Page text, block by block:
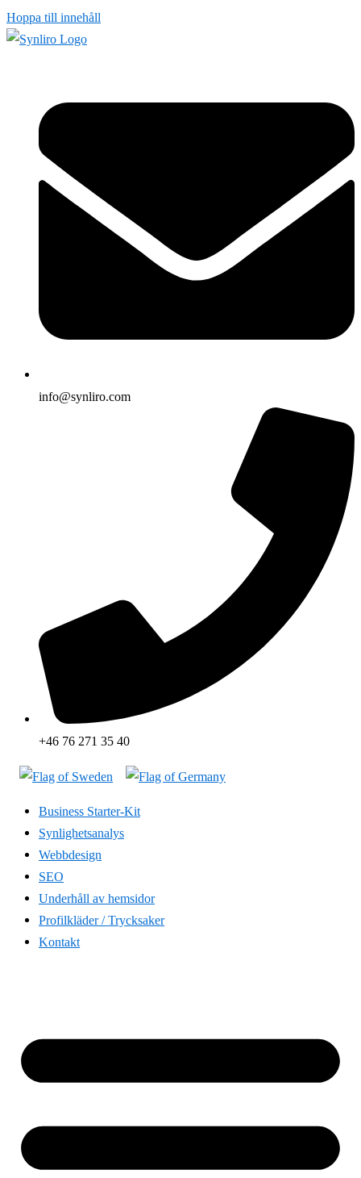
Hoppa till innehåll
info@synliro.com
+46 76 271 35 40
Business Starter-Kit
Synlighetsanalys
Webbdesign
SEO
Underhåll av hemsidor
Profilkläder / Trycksaker
Kontakt